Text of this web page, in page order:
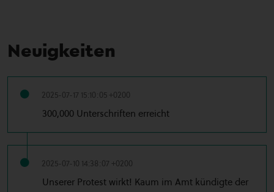
Neuigkeiten
2025-07-17 15:10:05 +0200
300,000 Unterschriften erreicht
2025-07-10 14:38:07 +0200
Unserer Protest wirkt! Kaum im Amt kündigte der